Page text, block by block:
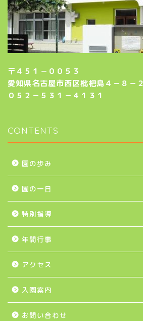
〒４５１－００５３
愛知県名古屋市西区枇杷島４－８－２
０５２－５３１－４１３１
CONTENTS
園の歩み
園の一日
特別指導
年間行事
アクセス
入園案内
お問い合わせ